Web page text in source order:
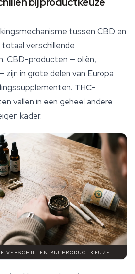
tussen CBD en
verschillende
CBD-producten — oliën,
zijn in grote delen van Europa
THC-
vallen in een geheel andere
kader.
VERSCHILLEN BIJ PRODUCTKEUZE